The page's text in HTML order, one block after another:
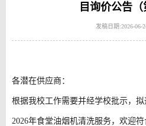
目​询价公告（
发稿日期:2026-06-
各潜在供应商：
根据我校工作需要并经学校批示，
2026年食堂油烟机清洗服务，欢迎